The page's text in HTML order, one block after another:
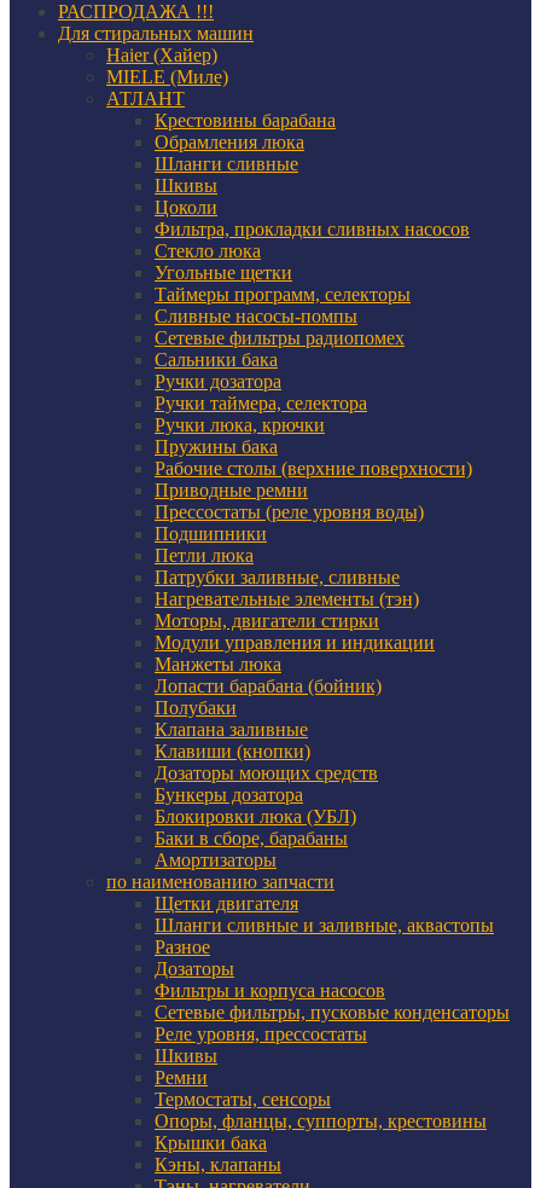
РАСПРОДАЖА !!!
Для стиральных машин
Haier (Хайер)
MIELE (Миле)
АТЛАНТ
Крестовины барабана
Обрамления люка
Шланги сливные
Шкивы
Цоколи
Фильтра, прокладки сливных насосов
Стекло люка
Угольные щетки
Таймеры программ, селекторы
Сливные насосы-помпы
Сетевые фильтры радиопомех
Сальники бака
Ручки дозатора
Ручки таймера, селектора
Ручки люка, крючки
Пружины бака
Рабочие столы (верхние поверхности)
Приводные ремни
Прессостаты (реле уровня воды)
Подшипники
Петли люка
Патрубки заливные, сливные
Нагревательные элементы (тэн)
Моторы, двигатели стирки
Модули управления и индикации
Манжеты люка
Лопасти барабана (бойник)
Полубаки
Клапана заливные
Клавиши (кнопки)
Дозаторы моющих средств
Бункеры дозатора
Блокировки люка (УБЛ)
Баки в сборе, барабаны
Амортизаторы
по наименованию запчасти
Щетки двигателя
Шланги сливные и заливные, аквастопы
Разное
Дозаторы
Фильтры и корпуса насосов
Сетевые фильтры, пусковые конденсаторы
Реле уровня, прессостаты
Шкивы
Ремни
Термостаты, сенсоры
Опоры, фланцы, суппорты, крестовины
Крышки бака
Кэны, клапаны